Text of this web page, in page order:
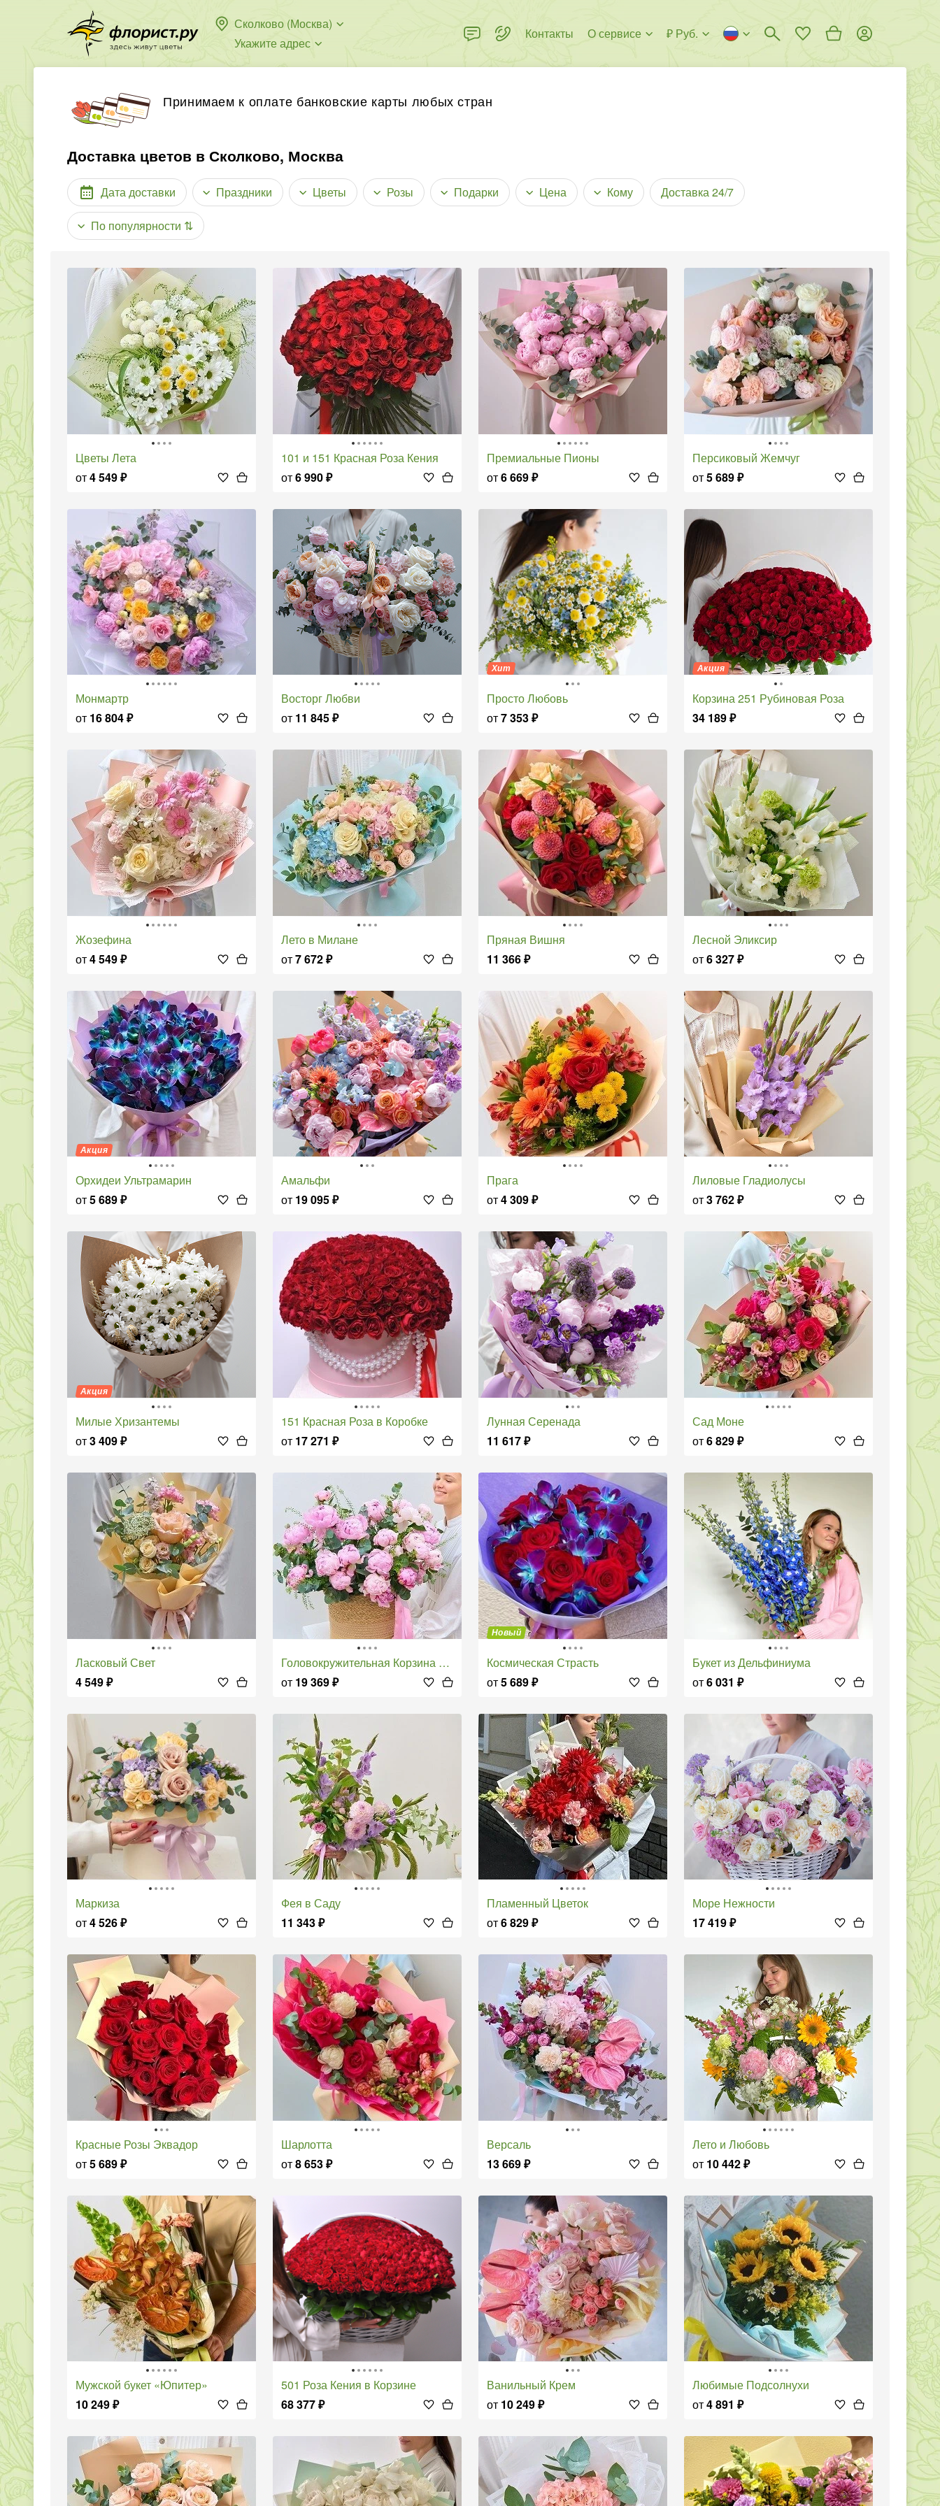
Сколково (Москва)
Укажите адрес
Контакты О сервисе ₽ Руб.
Принимаем к оплате банковские карты любых стран
Доставка цветов в Сколково, Москва
Дата доставки Праздники Цветы Розы Подарки Цена Кому Доставка 24/7
По популярности ⇅
Цветы Лета
от4 549₽
101 и 151 Красная Роза Кения
от6 990₽
Премиальные Пионы
от6 669₽
Персиковый Жемчуг
от5 689₽
Монмартр
от 16 804₽
Восторг Любви
от 11 845₽
Хит
Просто Любовь
от7 353₽
Акция
Корзина 251 Рубиновая Роза
34 189₽
Жозефина
от4 549₽
Лето в Милане
от7 672₽
Пряная Вишня
11 366₽
Лесной Эликсир
от6 327₽
Акция
Орхидеи Ультрамарин
от5 689₽
Амальфи
от 19 095₽
Прага
от4 309₽
Лиловые Гладиолусы
от3 762₽
Акция
Милые Хризантемы
от3 409₽
151 Красная Роза в Коробке
от 17 271 ₽
Лунная Серенада
11 617₽
Сад Моне
от6 829₽
Ласковый Свет
4 549₽
Головокружительная Корзина Пионов
от 19 369₽
Новый
Космическая Страсть
от5 689₽
Букет из Дельфиниума
от6 031 ₽
Маркиза
от4 526₽
Фея в Саду
11 343₽
Пламенный Цветок
от6 829₽
Море Нежности
17 419₽
Красные Розы Эквадор
от5 689₽
Шарлотта
от8 653₽
Версаль
13 669₽
Лето и Любовь
от 10 442₽
Мужской букет «Юпитер»
10 249₽
501 Роза Кения в Корзине
68 377₽
Ванильный Крем
от 10 249₽
Любимые Подсолнухи
от4 891 ₽